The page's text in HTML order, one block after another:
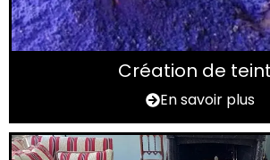
Création de
En savoir plus